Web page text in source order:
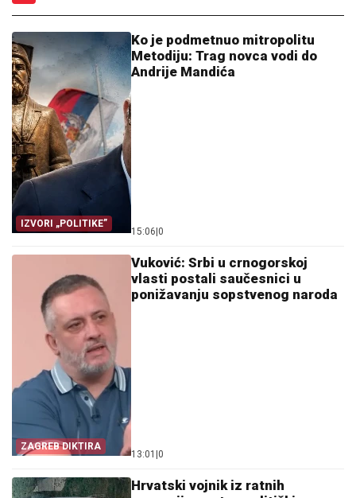
IZVORI „POLITIKE”
Ko je podmetnuo mitropolitu
Metodiju: Trag novca vodi do
Andrije Mandića
15:06 0
ZAGREB DIKTIRA
Vuković: Srbi u crnogorskoj
vlasti postali saučesnici u
ponižavanju sopstvenog naroda
13:01 0
Hrvatski vojnik iz ratnih